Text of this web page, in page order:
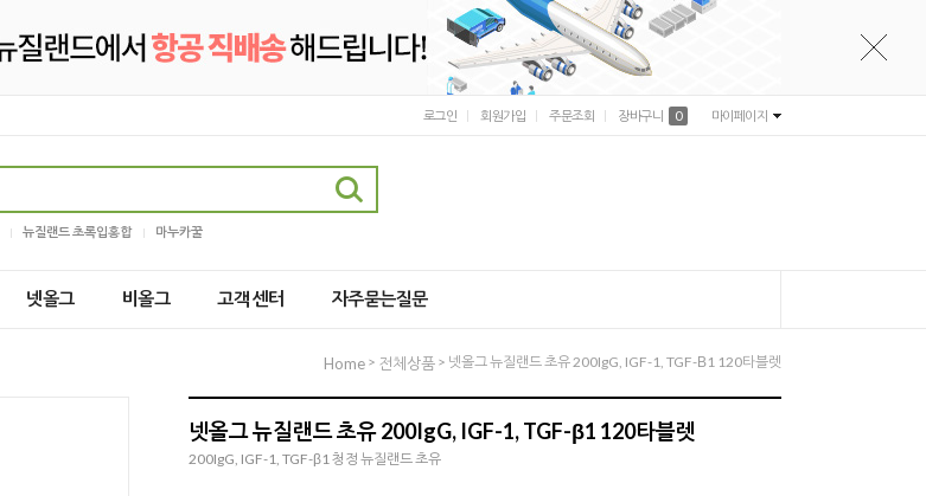
로그인 회원가입 주문조회 장바구니 0 마이페이지
뉴질랜드 초록입홍합 마누카꿀
넷올그 비올그 고객 센터 자주묻는질문
Home > 전체상품 > 넷올그 뉴질랜드 초유 200IgG, IGF-1, TGF-Β1 120타블렛
넷올그 뉴질랜드 초유 200IgG, IGF-1, TGF-β1 120타블렛
200IgG, IGF-1, TGF-β1 청정 뉴질랜드 초유